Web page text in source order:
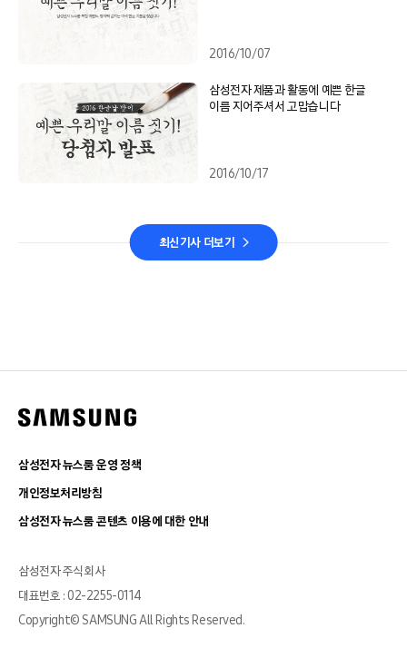
2016/10/07
삼성전자 제품과 활동에 예쁜 한글
이름 지어주셔서 고맙습니다
2016/10/17
최신기사 더보기
삼성전자 뉴스룸 운영 정책
개인정보처리방침
삼성전자 뉴스룸 콘텐츠 이용에 대한 안내
삼성전자 주식회사
대표번호 : 02-2255-0114
Copyright© SAMSUNG All Rights Reserved.